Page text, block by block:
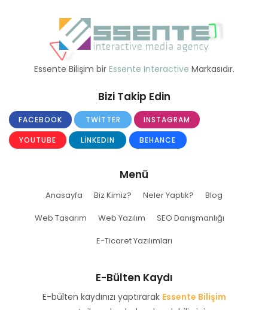
Essente Bilişim bir Essente Interactive Markasıdır.
Bizi Takip Edin
FACEBOOK TWITTER
INSTAGRAM
YOUTUBE
LINKEDIN BEHANCE
Menü
Anasayfa Biz Kimiz? Neler Yaptık?
Blog
Web Tasarım
Web Yazılım
SEO Danışmanlığı
E-Ticaret Yazılımları
E-Bülten Kaydı
E-bülten kaydınızı yaptırarak Essente Bilişim